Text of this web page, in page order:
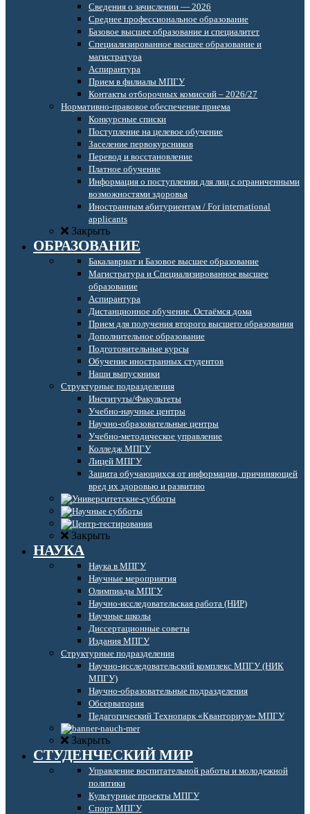
Сведения о зачислении — 2026
Среднее профессиональное образование
Базовое высшее образование и специалитет
Специализированное высшее образование и
магистратура
Аспирантура
Прием в филиалы МПГУ
Контакты отборочных комиссий – 2026/27
Нормативно-правовое обеспечение приема
Конкурсные списки
Поступление на целевое обучение
Заселение первокурсников
Перевод и восстановление
Платное обучение
Информация о поступлении для лиц с ограниченными
возможностями здоровья
Иностранным абитуриентам / For international
applicants
Закрыть
ОБРАЗОВАНИЕ
Бакалавриат и Базовое высшее образование
Магистратура и Специализированное высшее
образование
Аспирантура
Дистанционное обучение. Остаёмся дома
Прием для получения второго высшего образования
Дополнительное образование
Подготовительные курсы
Обучение иностранных студентов
Наши выпускники
Структурные подразделения
Институты/Факультеты
Учебно-научные центры
Научно-образовательные центры
Учебно-методическое управление
Колледж МПГУ
Лицей МПГУ
Защита обучающихся от информации, причиняющей
вред их здоровью и развитию
Закрыть
НАУКА
Наука в МПГУ
Научные мероприятия
Олимпиады МПГУ
Научно-исследовательская работа (НИР)
Научные школы
Диссертационные советы
Издания МПГУ
Структурные подразделения
Научно-исследовательский комплекс МПГУ (НИК
МПГУ)
Научно-образовательные подразделения
Обсерватория
Педагогический Технопарк «Кванториум» МПГУ
Закрыть
СТУДЕНЧЕСКИЙ МИР
Управление воспитательной работы и молодежной
политики
Культурные проекты МПГУ
Спорт МПГУ